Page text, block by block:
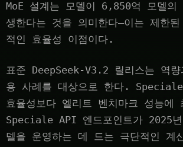
MoE 설계는 모델이 6,850억 모델
생한다는 것을 의미한다—이는 제한
적인 효율성 이점이다.
표준 DeepSeek-V3.2 릴리스는 역
용 사례를 대상으로 한다. Speciale
효율성보다 엘리트 벤치마크 성능
Speciale API 엔드포인트가 2025
델을 운영하는 데 드는 극단적인 계